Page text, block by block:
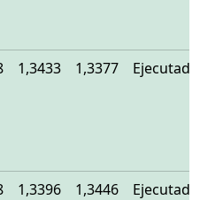
1,3433 1,3377 Ejecutado
1,3396 1,3446 Ejecutado